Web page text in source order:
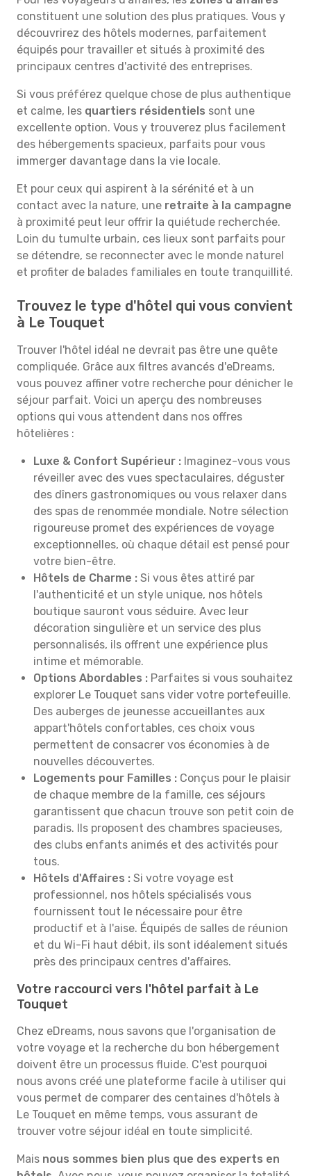
constituent une solution des plus pratiques. Vous y
découvrirez des hôtels modernes, parfaitement
équipés pour travailler et situés à proximité des
principaux centres d'activité des entreprises.
Si vous préférez quelque chose de plus authentique
et calme, les quartiers résidentiels sont une
excellente option. Vous y trouverez plus facilement
des hébergements spacieux, parfaits pour vous
immerger davantage dans la vie locale.
Et pour ceux qui aspirent à la sérénité et à un
contact avec la nature, une retraite à la campagne
à proximité peut leur offrir la quiétude recherchée.
Loin du tumulte urbain, ces lieux sont parfaits pour
se détendre, se reconnecter avec le monde naturel
et profiter de balades familiales en toute tranquillité.
Trouvez le type d'hôtel qui vous convient
à Le Touquet
Trouver l'hôtel idéal ne devrait pas être une quête
compliquée. Grâce aux filtres avancés d'eDreams,
vous pouvez affiner votre recherche pour dénicher le
séjour parfait. Voici un aperçu des nombreuses
options qui vous attendent dans nos offres
hôtelières :
Luxe & Confort Supérieur : Imaginez-vous vous
réveiller avec des vues spectaculaires, déguster
des dîners gastronomiques ou vous relaxer dans
des spas de renommée mondiale. Notre sélection
rigoureuse promet des expériences de voyage
exceptionnelles, où chaque détail est pensé pour
votre bien-être.
Hôtels de Charme : Si vous êtes attiré par
l'authenticité et un style unique, nos hôtels
boutique sauront vous séduire. Avec leur
décoration singulière et un service des plus
personnalisés, ils offrent une expérience plus
intime et mémorable.
Options Abordables : Parfaites si vous souhaitez
explorer Le Touquet sans vider votre portefeuille.
Des auberges de jeunesse accueillantes aux
appart'hôtels confortables, ces choix vous
permettent de consacrer vos économies à de
nouvelles découvertes.
Logements pour Familles : Conçus pour le plaisir
de chaque membre de la famille, ces séjours
garantissent que chacun trouve son petit coin de
paradis. Ils proposent des chambres spacieuses,
des clubs enfants animés et des activités pour
tous.
Hôtels d'Affaires : Si votre voyage est
professionnel, nos hôtels spécialisés vous
fournissent tout le nécessaire pour être
productif et à l'aise. Équipés de salles de réunion
et du Wi-Fi haut débit, ils sont idéalement situés
près des principaux centres d'affaires.
Votre raccourci vers l'hôtel parfait à Le
Touquet
Chez eDreams, nous savons que l'organisation de
votre voyage et la recherche du bon hébergement
doivent être un processus fluide. C'est pourquoi
nous avons créé une plateforme facile à utiliser qui
vous permet de comparer des centaines d'hôtels à
Le Touquet en même temps, vous assurant de
trouver votre séjour idéal en toute simplicité.
Mais nous sommes bien plus que des experts en